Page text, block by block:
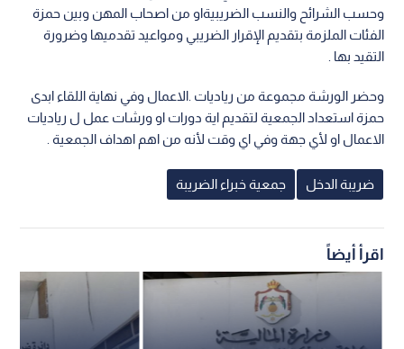
وحسب الشرائح والنسب الضريبيةاو من اصحاب المهن وبين حمزة
الفئات الملزمة بتقديم الإقرار الضريبي ومواعيد تقدميها وضرورة
التقيد بها .
وحضر الورشة مجموعة من رياديات .الاعمال وفي نهاية اللقاء ابدى
حمزة استعداد الجمعية لتقديم اية دورات او ورشات عمل ل رياديات
الاعمال او لأي جهة وفي اي وقت لأنه من اهم اهداف الجمعية .
ضريبة الدخل جمعية خبراء الضريبة
اقرأ أيضاً